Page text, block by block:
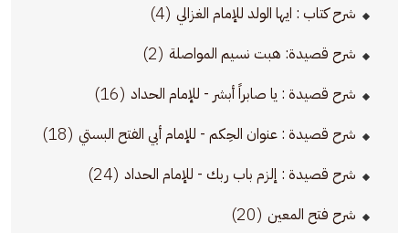
شرح كتاب : ايها الولد للإمام الغزالي (4)
شرح قصيدة: هبت نسيم المواصلة (2)
شرح قصيدة : يا صابراً أبشر - للإمام الحداد (16)
شرح قصيدة : عنوان الحِكم - للإمام أبي الفتح البستي (18)
شرح قصيدة : إلزم باب ربك - للإمام الحداد (24)
شرح فتح المعين (20)